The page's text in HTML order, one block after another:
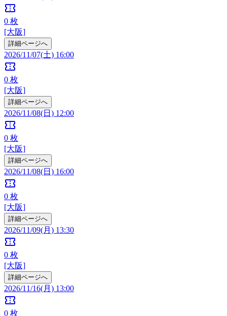
confirmation_number
0 枚
[大阪]
詳細ページへ
2026/11/07(土) 16:00
confirmation_number
0 枚
[大阪]
詳細ページへ
2026/11/08(日) 12:00
confirmation_number
0 枚
[大阪]
詳細ページへ
2026/11/08(日) 16:00
confirmation_number
0 枚
[大阪]
詳細ページへ
2026/11/09(月) 13:30
confirmation_number
0 枚
[大阪]
詳細ページへ
2026/11/16(月) 13:00
confirmation_number
0 枚